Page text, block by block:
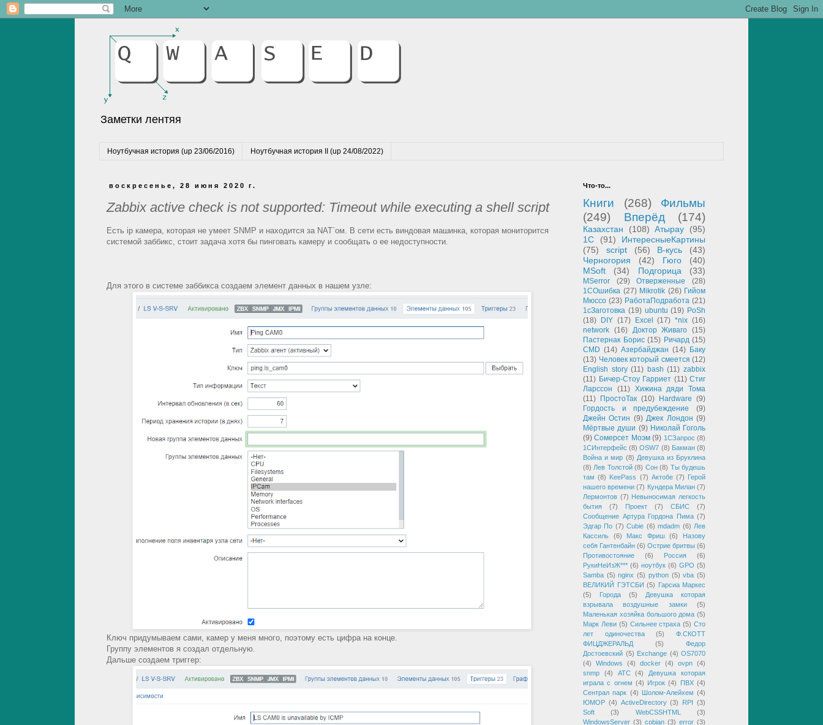
Заметки лентяя
Ноутбучная история (up 23/06/2016) Ноутбучная история II (up 24/08/2022)
воскресенье, 28 июня 2020 г.
Zabbix active check is not supported: Timeout while executing a shell script
Есть ip камера, которая не умеет SNMP и находится за NAT`ом. В сети есть виндовая машинка, которая мониторится
системой заббикс, стоит задача хотя бы пинговать камеру и сообщать о ее недоступности.
Для этого в системе заббикса создаем элемент данных в нашем узле:
Ключ придумываем сами, камер у меня много, поэтому есть цифра на конце.
Группу элементов я создал отдельную.
Дальше создаем триггер:
Что-то...
Книги (268)
Фильмы
(249)
Вперёд (174)
Казахстан (108) Атырау
(95)
1С
(91)
ИнтересныеКартины
(75)
script (56) В-кусь
(43)
Черногория
(42) Гюго
(40)
MSoft
(34) Подгорица (33)
MSerror (29) Отверженные
(28)
1СОшибка (27) Mikrotik (26) Гийом
Мюссо (23) РаботаПодработа (21)
1сЗаготовка (19) ubuntu (19) PoSh
(18)
DIY (17) Excel (17) *nix (16)
network (16) Доктор Живаго (15)
Пастернак Борис (15) Ричард (15)
CMD (14) Азербайджан (14) Баку
(13) Человек который смеется (12)
English story (11) bash (11) zabbix
(11) Бичер-Стоу Гарриет (11) Стиг
Ларссон
(11) Хижина дяди Тома
(11)
ПростоТак (10) Hardware (9)
Гордость и предубеждение
(9)
Джейн Остин (9) Джек Лондон (9)
Мёртвые души (9) Николай Гоголь
(9) Сомерсет Моэм (9) 1СЗапрос (8)
1СИнтерфейс (8) OSW7 (8) Бакман (8)
Война и мир (8) Девушка из Бруклина
(8) Лев Толстой (8) Сон (8) Ты будешь
там (8) KeePass (7) Актобе (7)
Герой
нашего времени (7) Кундера Милан (7)
Лермонтов (7) Невыносимая легкость
бытия
(7) Проект (7) СБИС
(7)
Сообщение Артура Гордона Пима (7)
Эдгар По (7) Cubie (6) mdadm (6) Лев
Кассиль
(6) Макс Фриш (6)
Назову
себя Гантенбайн (6) Острие бритвы (6)
Противостояние
(6) Россия
(6)
РукиНеИзЖ*** (6) ноутбук (6) GPO (5)
Samba (5) nginx (5) python (5) vba (5)
ВЕЛИКИЙ ГЭТСБИ (5)
Гарсиа Маркес
(5)
Города (5)
Девушка которая
взрывала воздушные замки
(5)
Маленькая хозяйка большого дома (5)
Марк Леви (5) Сильнее страха (5) Сто
лет одиночества
(5)
Ф.СКОТТ
ФИЦДЖЕРАЛЬД
(5)
Федор
Достоевский (5) Exchange (4) OS7070
(4)
Windows (4) docker (4) ovpn (4)
snmp
(4) АТС (4)
Девушка которая
играла с огнем (4) Игрок (4) ПВХ (4)
Сентрал парк (4) Шолом-Алейхем (4)
ЮМОР (4) ActiveDirectory (3) RPI
(3)
Soft
(3) WebCSSHTML
(3)
WindowsServer (3) cobian (3) error (3)